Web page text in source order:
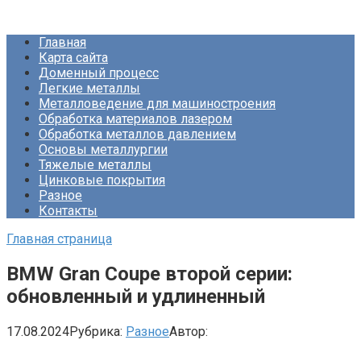
контентуГлавная
Карта сайта
Доменный процесс
Легкие металлы
Металловедение для машиностроения
Обработка материалов лазером
Обработка металлов давлением
Основы металлургии
Тяжелые металлы
Цинковые покрытия
Разное
Контакты
Главная страница
BMW Gran Coupe второй серии:
обновленный и удлиненный
17.08.2024Рубрика: РазноеАвтор: